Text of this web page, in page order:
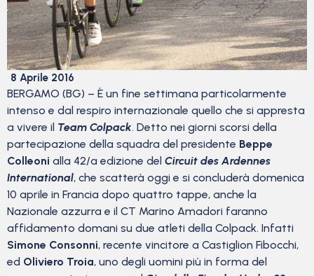
8 Aprile 2016
BERGAMO (BG) – È un fine settimana particolarmente
intenso e dal respiro internazionale quello che si appresta
a vivere il Team Colpack. Detto nei giorni scorsi della
partecipazione della squadra del presidente Beppe
Colleoni alla 42/a edizione del Circuit des Ardennes
International, che scatterà oggi e si concluderà domenica
10 aprile in Francia dopo quattro tappe, anche la
Nazionale azzurra e il CT Marino Amadori faranno
affidamento domani su due atleti della Colpack. Infatti
Simone Consonni, recente vincitore a Castiglion Fibocchi,
ed Oliviero Troia, uno degli uomini più in forma del